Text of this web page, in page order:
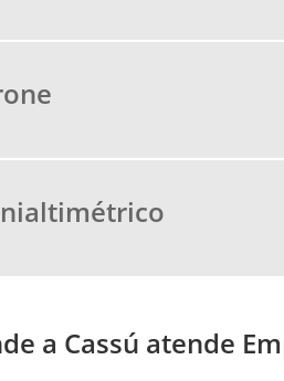
a Cassú atende